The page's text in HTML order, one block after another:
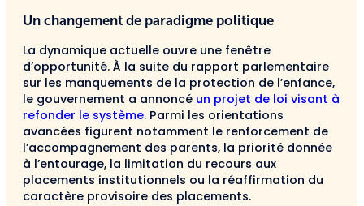
Un changement de paradigme politique
La dynamique actuelle ouvre une fenêtre
d’opportunité. À la suite du rapport parlementaire
sur les manquements de la protection de l’enfance,
le gouvernement a annoncé un projet de loi visant à
refonder le système. Parmi les orientations
avancées figurent notamment le renforcement de
l’accompagnement des parents, la priorité donnée
à l’entourage, la limitation du recours aux
placements institutionnels ou la réaffirmation du
caractère provisoire des placements.